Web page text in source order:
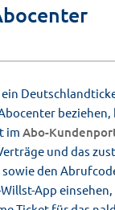
ein
beziehen,
im Abo-
und das
den
App einsehen,